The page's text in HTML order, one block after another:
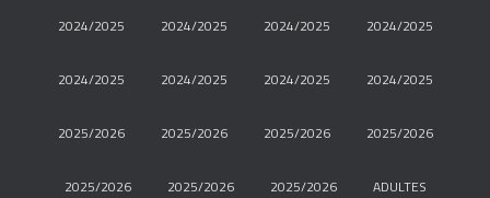
2024/2025 2024/2025 2024/2025 2024/2025
2024/2025 2024/2025 2024/2025 2024/2025
2025/2026 2025/2026 2025/2026 2025/2026
2025/2026 2025/2026 2025/2026 ADULTES